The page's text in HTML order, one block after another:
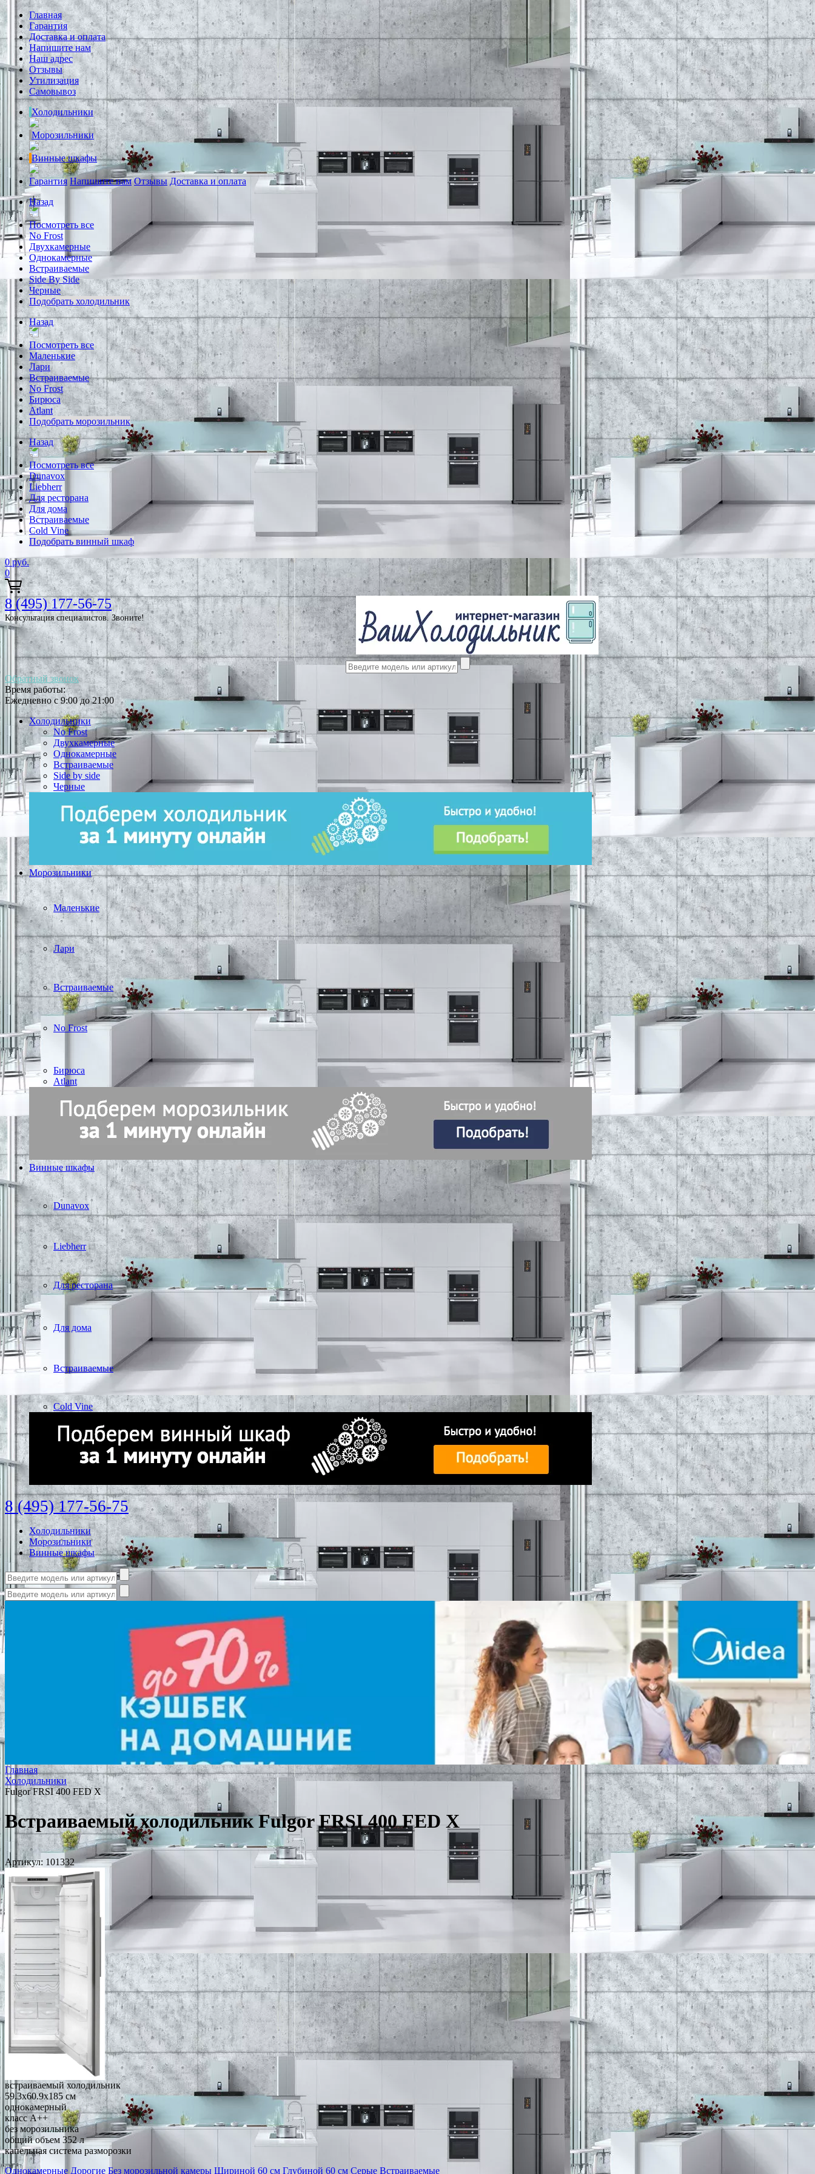
Главная
Гарантия
Доставка и оплата
Напишите нам
Наш адрес
Отзывы
Утилизация
Самовывоз
Холодильники
Морозильники
Винные шкафы
Гарантия Напишите нам Отзывы Доставка и оплата
Назад
Посмотреть все
No Frost
Двухкамерные
Однокамерные
Встраиваемые
Side By Side
Черные
Подобрать холодильник
Назад
Посмотреть все
Маленькие
Лари
Встраиваемые
No Frost
Бирюса
Atlant
Подобрать морозильник
Назад
Посмотреть все
Dunavox
Liebherr
Для ресторана
Для дома
Встраиваемые
Cold Vine
Подобрать винный шкаф
0 руб.
0
8 (495) 177-56-75
Консультация специалистов. Звоните!
Обратный звонок
Время работы:
Ежедневно с 9:00 до 21:00
Холодильники
No Frost
Двухкамерные
Однокамерные
Встраиваемые
Side by side
Черные
Морозильники
Маленькие
Лари
Встраиваемые
No Frost
Бирюса
Atlant
Винные шкафы
Dunavox
Liebherr
Для ресторана
Для дома
Встраиваемые
Cold Vine
8 (495) 177-56-75
Холодильники
Морозильники
Винные шкафы
Главная
Холодильники
Fulgor FRSI 400 FED X
Встраиваемый холодильник Fulgor FRSI 400 FED X
Артикул: 101332
встраиваемый холодильник
59.3x60.9x185 см
однокамерный
класс A++
без морозильника
общий объем 352 л
капельная система разморозки
Однокамерные Дорогие Без морозильной камеры Шириной 60 см Глубиной 60 см Серые Встраиваемые